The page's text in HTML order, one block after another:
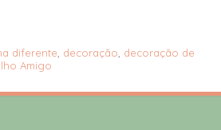
diferente decoração decoração de
Amigo